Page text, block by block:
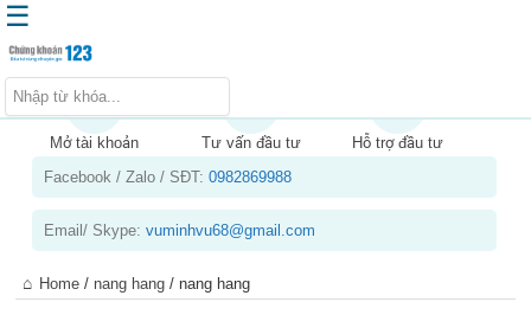
Trang chủ
Kiến thức chứng khoán
Kinh nghiệm đầu tư
Sản phẩm – dịch vụ
Chứng khoán phái sinh
☰
Mở tài khoản Tư vấn đầu tư
Hỗ trợ đầu tư
Facebook / Zalo / SĐT:0982869988
Email/ Skype:vuminhvu68@gmail.com
Home / nang hang /nang hang